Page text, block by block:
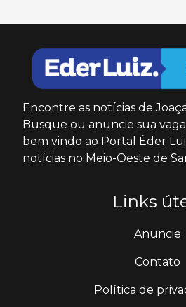
Encontre as notícias de
Busque ou anuncie sua
bem vindo ao Portal Éder
notícias no Meio-Oeste de
Links
Anuncie
Contato
Política de